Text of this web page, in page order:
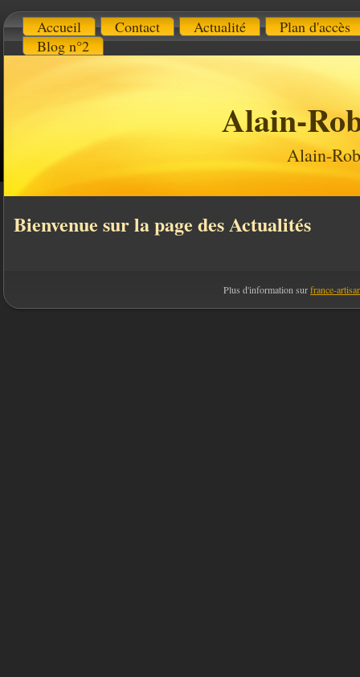
Accueil Contact Actualité
Plan d'accès
Blog n°2
Alain-
Alain-
Bienvenue sur la page des Actualités
Plus d'information surfrance-